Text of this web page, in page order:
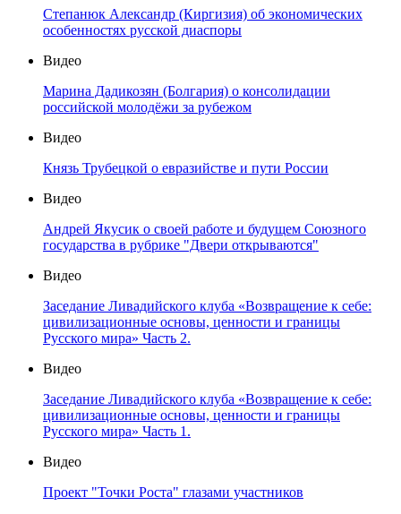
Степанюк Александр (Киргизия) об экономических
особенностях русской диаспоры
Видео
Марина Дадикозян (Болгария) о консолидации
российской молодёжи за рубежом
Видео
Князь Трубецкой о евразийстве и пути России
Видео
Андрей Якусик о своей работе и будущем Союзного
государства в рубрике "Двери открываются"
Видео
Заседание Ливадийского клуба «Возвращение к себе:
цивилизационные основы, ценности и границы
Русского мира» Часть 2.
Видео
Заседание Ливадийского клуба «Возвращение к себе:
цивилизационные основы, ценности и границы
Русского мира» Часть 1.
Видео
Проект "Точки Роста" глазами участников